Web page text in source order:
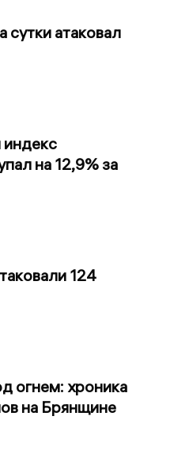
сутки атаковал
индекс
на 12,9% за
124
огнем: хроника
на Брянщине